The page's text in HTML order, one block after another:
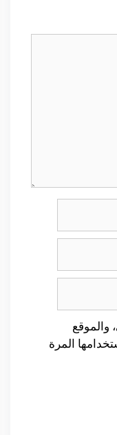
والموقع
المرة